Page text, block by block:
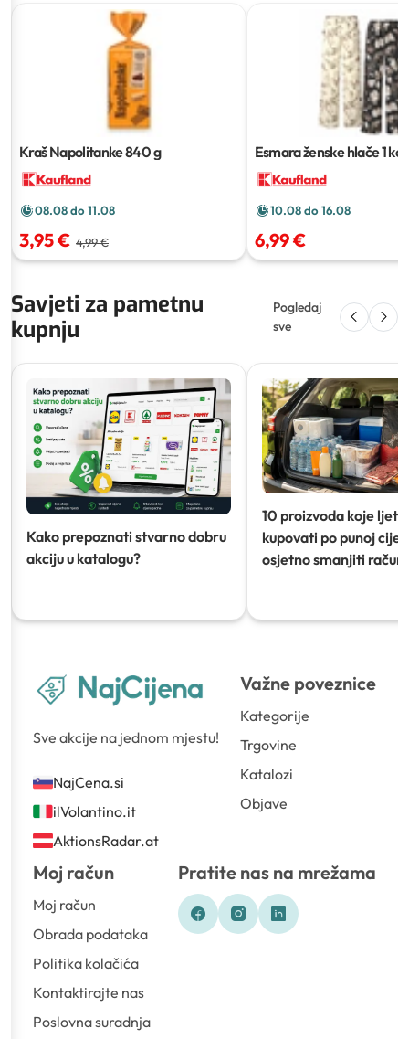
Kraš Napolitanke840 g
08.08 do 11.08
3,95 € 4,99 €
Esmara ženske hlače1
10.08 do 16.08
6,99 €
Savjeti za pametnu
kupnju
Pogledaj
sve
Kako prepoznati stvarno dobru
akciju u katalogu?
10 proizvoda koje ljeti
kupovati po punoj
osjetno smanjiti račun)
Sve akcije na jednom mjestu!
NajCena.si
ilVolantino.it
AktionsRadar.at
Važne poveznice
Kategorije
Trgovine
Katalozi
Objave
Moj račun
Moj račun
Obrada podataka
Politika kolačića
Kontaktirajte nas
Poslovna suradnja
Pratite nas na mrežama